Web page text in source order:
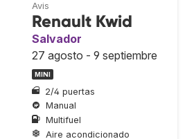
Avis
Renault Kwid
Salvador
27 agosto - 9 septiembre
MINI
2/4 puertas
Manual
Multifuel
Aire acondicionado